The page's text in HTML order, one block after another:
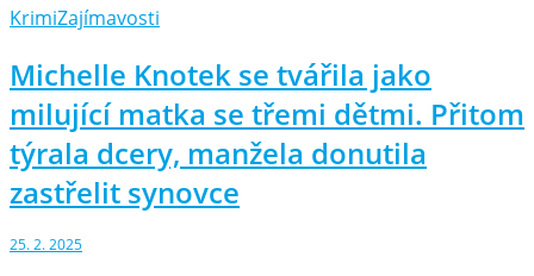
KrimiZajímavosti
Michelle Knotek se tvářila jako
milující matka se třemi dětmi. Přitom
týrala dcery, manžela donutila
zastřelit synovce
25. 2. 2025